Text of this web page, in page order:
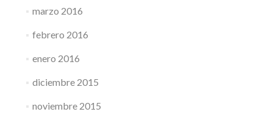
marzo 2016
febrero 2016
enero 2016
diciembre 2015
noviembre 2015